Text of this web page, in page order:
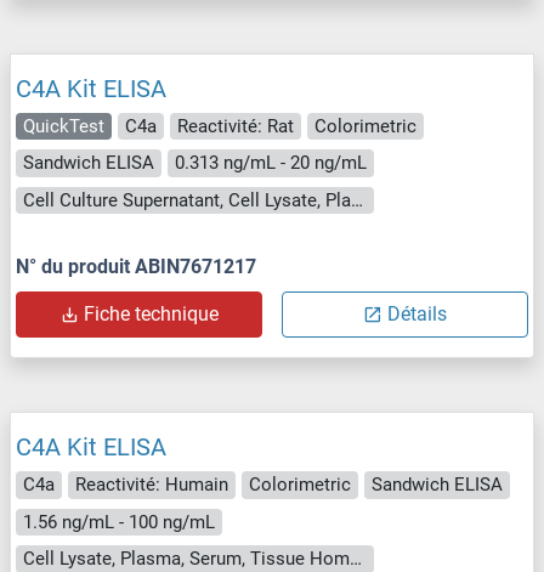
C4A Kit ELISA
QuickTest C4a Reactivité: Rat
Colorimetric
Sandwich ELISA
0.313 ng/mL - 20 ng/mL
Cell Culture Supernatant, Cell Lysate, Plasma, Serum, Tissue Lysate
N° du produit ABIN7671217
Fiche technique Détails
C4A Kit ELISA
C4a Reactivité: Humain Colorimetric
Sandwich ELISA
1.56 ng/mL - 100 ng/mL
Cell Lysate, Plasma, Serum, Tissue Homogenate